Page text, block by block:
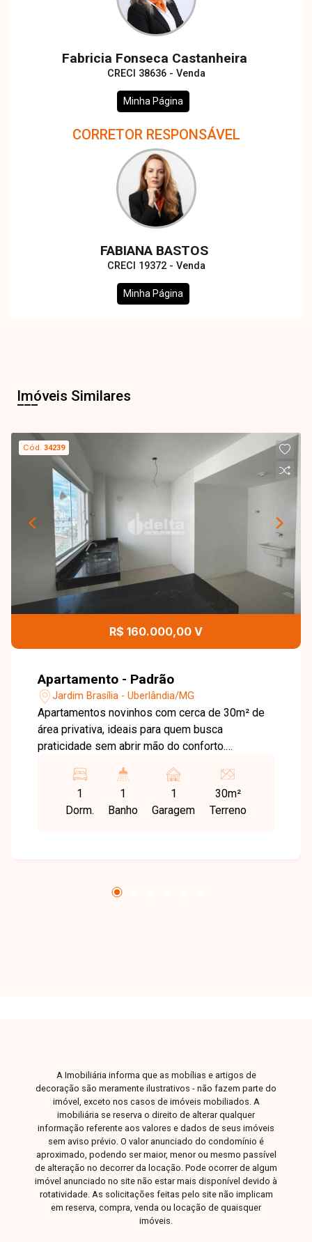
Fabricia Fonseca Castanheira
CRECI 38636 - Venda
Minha Página
CORRETOR RESPONSÁVEL
FABIANA BASTOS
CRECI 19372 - Venda
Minha Página
Imóveis Similares
Cód.34239
R$ 160.000,00 V
Apartamento - Padrão
Jardim Brasília - Uberlândia/MG
Apartamentos novinhos com cerca de 30m² de
área privativa, ideais para quem busca
praticidade sem abrir mão do conforto.
social e cozinha funcional. Ótima opção para
investir ou morar com economia e estilo.
1
Dorm.
1
Banho
1
Garagem
30m²
Terreno
A Imobiliária informa que as mobílias e artigos de
decoração são meramente ilustrativos - não fazem parte do
imóvel, exceto nos casos de imóveis mobiliados. A
imobiliária se reserva o direito de alterar qualquer
informação referente aos valores e dados de seus imóveis
sem aviso prévio. O valor anunciado do condomínio é
aproximado, podendo ser maior, menor ou mesmo passível
de alteração no decorrer da locação. Pode ocorrer de algum
imóvel anunciado no site não estar mais disponível devido à
rotatividade. As solicitações feitas pelo site não implicam
em reserva, compra, venda ou locação de quaisquer
imóveis.